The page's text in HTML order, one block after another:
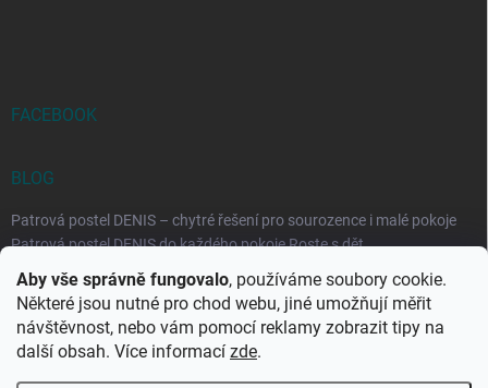
Aby vše správně fungovalo, používáme soubory cookie.
Některé jsou nutné pro chod webu, jiné umožňují měřit
návštěvnost, nebo vám pomocí reklamy zobrazit tipy na
další obsah. Více informací zde.
FACEBOOK
BLOG
Patrová postel DENIS – chytré řešení pro sourozence i malé pokoje
Patrová postel DENIS do každého pokoje Roste s dět...
Rozkládací postele RELAX – ideální řešení pro malé prostory i
každodenní spaní
Rozkládací postel, která se přizpůsobí vašemu živo...